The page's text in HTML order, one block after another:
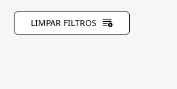
LIMPAR FILTROS